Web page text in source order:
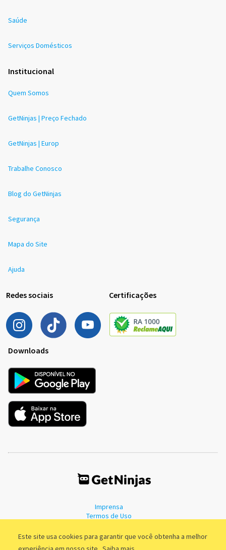
Este site usa cookies para garantir que você obtenha a melhor
Saúde
Serviços Domésticos
Institucional
Quem Somos
GetNinjas | Preço Fechado
GetNinjas | Europ
Trabalhe Conosco
Blog do GetNinjas
Segurança
Mapa do Site
Ajuda
Redes sociais Certificações
Downloads
Imprensa
Termos de Uso